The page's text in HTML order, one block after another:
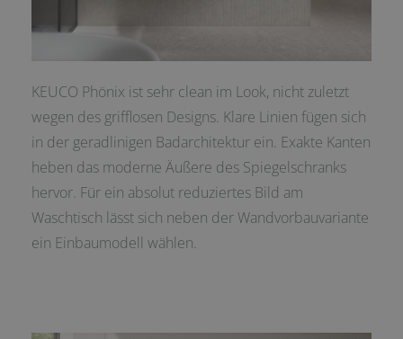
KEUCO Phönix ist sehr clean im Look, nicht zuletzt
wegen des grifflosen Designs. Klare Linien fügen sich
in der geradlinigen Badarchitektur ein. Exakte Kanten
heben das moderne Äußere des Spiegelschranks
hervor. Für ein absolut reduziertes Bild am
Waschtisch lässt sich neben der Wandvorbauvariante
ein Einbaumodell wählen.